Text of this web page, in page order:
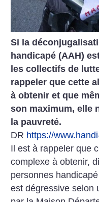
Si la
handicapé (AAH)
les collectifs de
rappeler que cette
à obtenir et que
son maximum, elle
la pauvreté.
DR https://
Il est à rappeler que
complexe à obtenir,
personnes handicapé
est dégressive selon